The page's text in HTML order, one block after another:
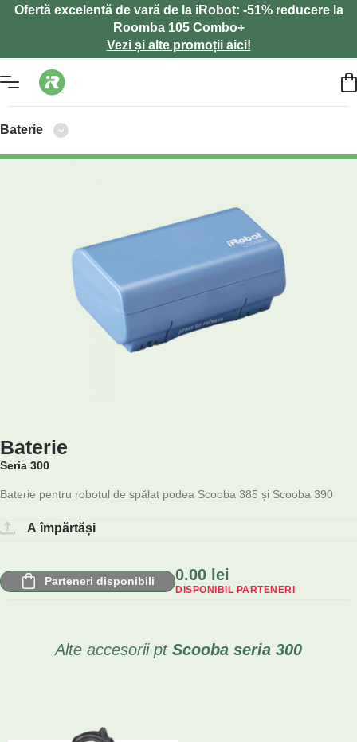
Ofertă excelentă de vară de la iRobot: -51% reducere la
Roomba 105 Combo+
Vezi și alte promoții aici!
Baterie
Baterie
Seria 300
Baterie pentru robotul de spălat podea Scooba 385 și Scooba 390
A împărtăși
Parteneri disponibili 0.00 lei
DISPONIBIL PARTENERI
Alte accesorii ptScooba seria 300